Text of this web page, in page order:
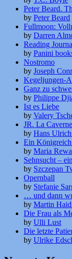
Peter Beard.
by Peter Beard
Fullmoon:
by Darren
Reading
by Panini
Nostromo
by Joseph
Kegeljungen-
Ganz zu
by Philippe
Ist es Liebe
by Valery
JR. La
by Hans
Ein
by Maria Rewa
Sehnsucht –
by Szczepan
Opernball
by Stefanie
… und dann
by Martin
Die Frau als
by Ulli Lust
Die letzte
by Ulrike